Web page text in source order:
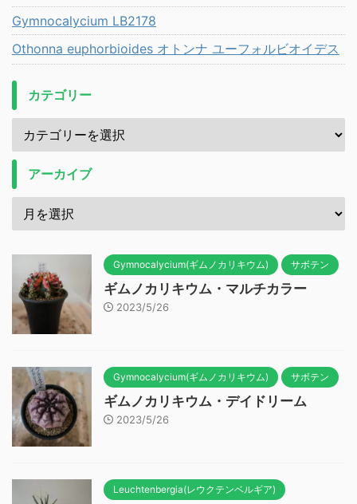
Gymnocalycium LB2178
Othonna euphorbioides オトンナ ユーフォルビオイデス
カテゴリー
アーカイブ
Gymnocalycium(ギムノカリキウム) サボテン
ギムノカリキウム・マルチカラー
2023/5/26
Gymnocalycium(ギムノカリキウム) サボテン
ギムノカリキウム・デイドリーム
2023/5/26
Leuchtenbergia(レウクテンベルギア)